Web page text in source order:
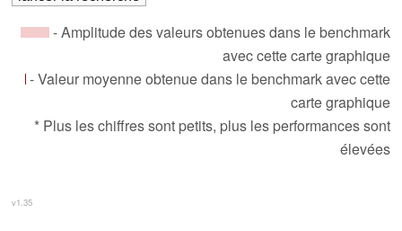
- Amplitude des valeurs obtenues dans le benchmark
avec cette carte graphique
- Valeur moyenne obtenue dans le benchmark avec cette
carte graphique
* Plus les chiffres sont petits, plus les performances sont
élevées
v1.35